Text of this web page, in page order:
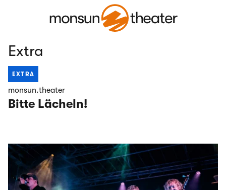
Extra
EXTRA
monsun.theater
Bitte Lächeln!